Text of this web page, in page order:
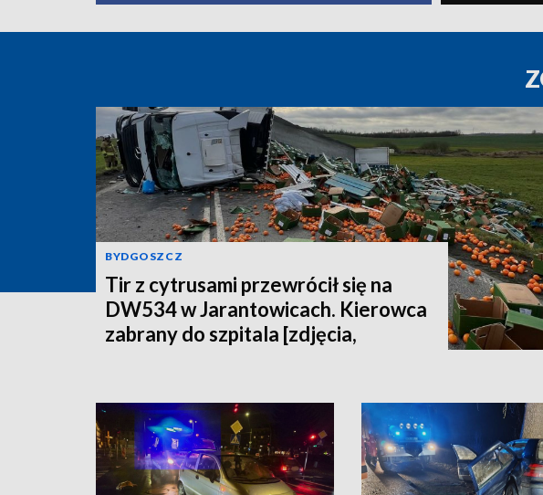
BYDGOSZCZ
Tir z cytrusami przewrócił się na
DW534 w Jarantowicach. Kierowca
zabrany do szpitala [zdjęcia,